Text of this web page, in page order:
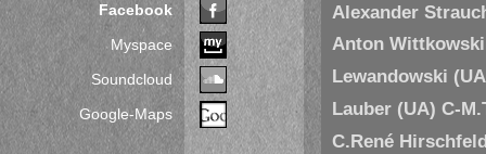
Facebook
Myspace
Soundcloud
Google-Maps
Alexander
Anton
Lewandowski
Lauber (UA) C-
C.René